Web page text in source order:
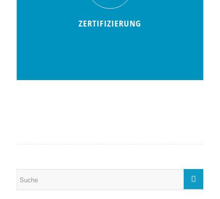
ZERTIFIZIERUNG